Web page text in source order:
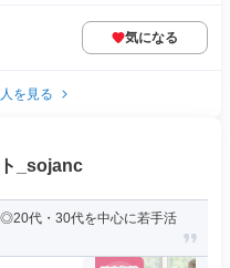
気になる
を見る
_sojanc
代・30代を中心に若手活